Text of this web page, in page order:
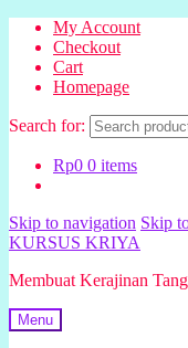
My Account
Checkout
Cart
Homepage
Search for:
Rp0 0 items
Skip to navigation Skip
KURSUS KRIYA
Membuat Kerajinan
Menu